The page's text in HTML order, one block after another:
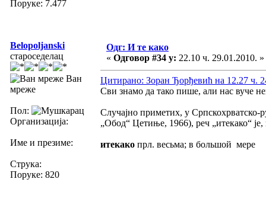
Поруке: 7.477
Belopoljanski
староседелац
Ван
мреже
Пол:
Организација:
Име и презиме:
Струка:
Поруке: 820
Одг: И те како
« Одговор #34 у: 22.10 ч. 29.01.2010. »
Цитирано: Зоран Ђорђевић на 12.27 ч.
Сви знамо да тако пише, али нас вуче
Случајно приметих, у
„Обод“ Цетиње, 1966), реч „итекако“
итекако прл. весьма; в большой мере